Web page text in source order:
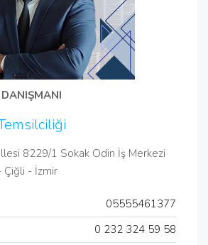
8229/1 Sokak Odin İş Merkezi
Çiğli - İzmir
05555461377
0 232 324 59 58